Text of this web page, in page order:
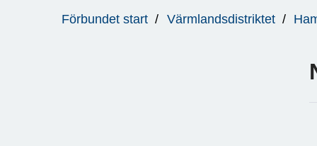
är
Förbundet start Värmlandsdistriktet